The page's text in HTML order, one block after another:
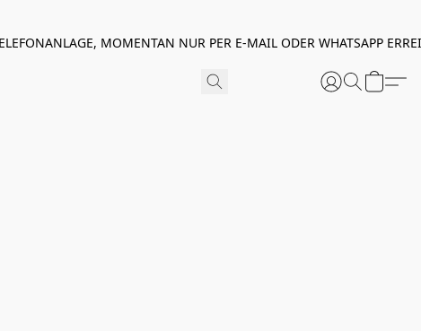
MOMENTAN NUR PER E-MAIL ODER WHATSAPP